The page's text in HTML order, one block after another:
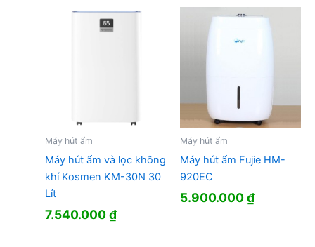
Máy hút ẩm
Máy hút ẩm và lọc không
khí Kosmen KM-30N 30
Lít
7.540.000₫
Máy hút ẩm
Máy hút ẩm Fujie HM-
920EC
5.900.000₫